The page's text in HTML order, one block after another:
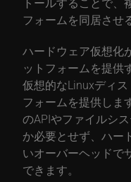
フォームを同居させ
ハードウェア仮想化
ットフォームを提供
仮想的なLinuxディ
フォームを提供しま
のAPIやファイルシ
か必要とせず、ハー
いオーバーヘッドで
できます。